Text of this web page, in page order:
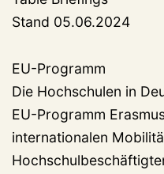
Stand 05.06.2024
EU-Programm
Die Hochschulen in
EU-Programm
internationalen